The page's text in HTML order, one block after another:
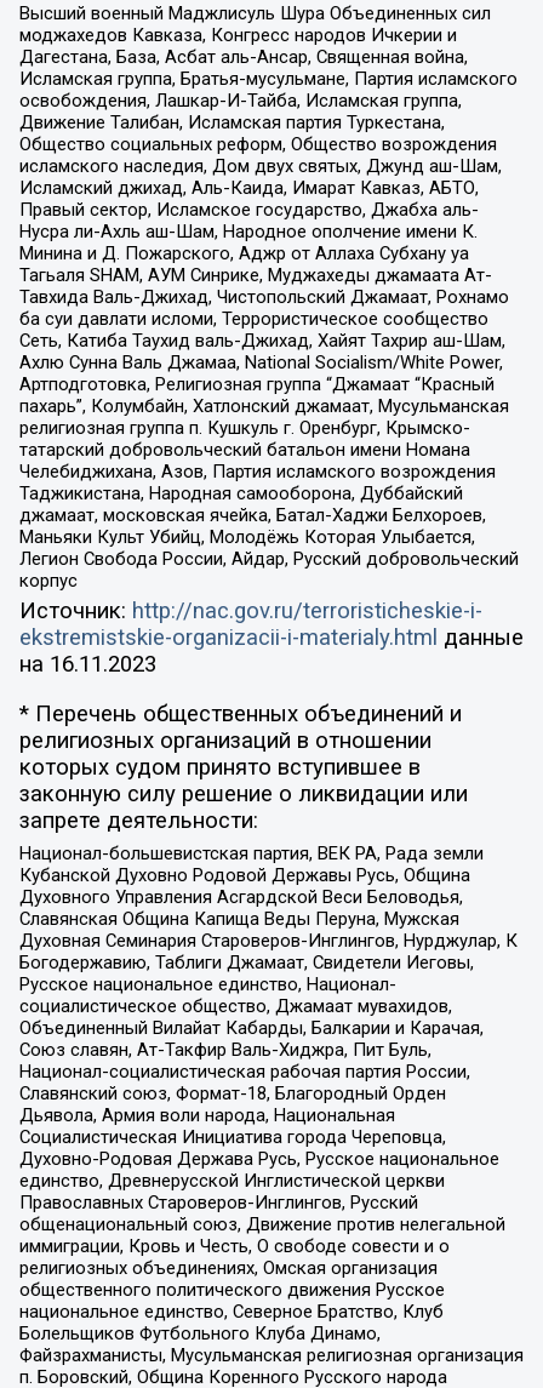
Высший военный Маджлисуль Шура Объединенных сил
моджахедов Кавказа, Конгресс народов Ичкерии и
Дагестана, База, Асбат аль-Ансар, Священная война,
Исламская группа, Братья-мусульмане, Партия исламского
освобождения, Лашкар-И-Тайба, Исламская группа,
Движение Талибан, Исламская партия Туркестана,
Общество социальных реформ, Общество возрождения
исламского наследия, Дом двух святых, Джунд аш-Шам,
Исламский джихад, Аль-Каида, Имарат Кавказ, АБТО,
Правый сектор, Исламское государство, Джабха аль-
Нусра ли-Ахль аш-Шам, Народное ополчение имени К.
Минина и Д. Пожарского, Аджр от Аллаха Субхану уа
Тагьаля SHAM, АУМ Синрике, Муджахеды джамаата Ат-
Тавхида Валь-Джихад, Чистопольский Джамаат, Рохнамо
ба суи давлати исломи, Террористическое сообщество
Сеть, Катиба Таухид валь-Джихад, Хайят Тахрир аш-Шам,
Ахлю Сунна Валь Джамаа, National Socialism/White Power,
Артподготовка, Религиозная группа “Джамаат “Красный
пахарь”, Колумбайн, Хатлонский джамаат, Мусульманская
религиозная группа п. Кушкуль г. Оренбург, Крымско-
татарский добровольческий батальон имени Номана
Челебиджихана, Азов, Партия исламского возрождения
Таджикистана, Народная самооборона, Дуббайский
джамаат, московская ячейка, Батал-Хаджи Белхороев,
Маньяки Культ Убийц, Молодёжь Которая Улыбается,
Легион Свобода России, Айдар, Русский добровольческий
корпус
Источник: http://nac.gov.ru/terroristicheskie-i-
ekstremistskie-organizacii-i-materialy.html данные
на 16.11.2023
* Перечень общественных объединений и
религиозных организаций в отношении
которых судом принято вступившее в
законную силу решение о ликвидации или
запрете деятельности:
Национал-большевистская партия, ВЕК РА, Рада земли
Кубанской Духовно Родовой Державы Русь, Община
Духовного Управления Асгардской Веси Беловодья,
Славянская Община Капища Веды Перуна, Мужская
Духовная Семинария Староверов-Инглингов, Нурджулар, К
Богодержавию, Таблиги Джамаат, Свидетели Иеговы,
Русское национальное единство, Национал-
социалистическое общество, Джамаат мувахидов,
Объединенный Вилайат Кабарды, Балкарии и Карачая,
Союз славян, Ат-Такфир Валь-Хиджра, Пит Буль,
Национал-социалистическая рабочая партия России,
Славянский союз, Формат-18, Благородный Орден
Дьявола, Армия воли народа, Национальная
Социалистическая Инициатива города Череповца,
Духовно-Родовая Держава Русь, Русское национальное
единство, Древнерусской Инглистической церкви
Православных Староверов-Инглингов, Русский
общенациональный союз, Движение против нелегальной
иммиграции, Кровь и Честь, О свободе совести и о
религиозных объединениях, Омская организация
общественного политического движения Русское
национальное единство, Северное Братство, Клуб
Болельщиков Футбольного Клуба Динамо,
Файзрахманисты, Мусульманская религиозная организация
п. Боровский, Община Коренного Русского народа